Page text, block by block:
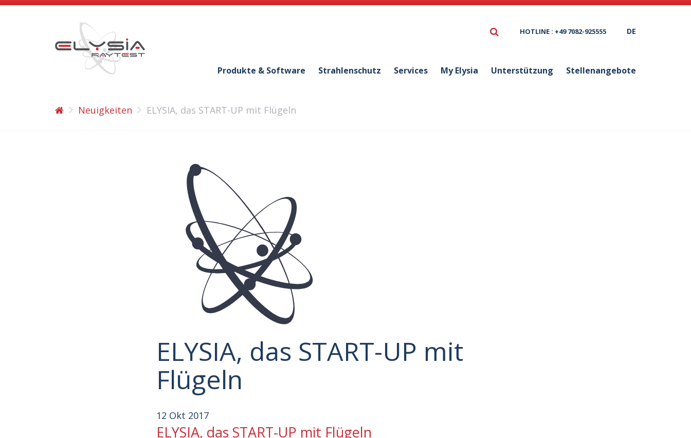
HOTLINE : +49 7082-925555 DE
Produkte & Software Strahlenschutz Services My Elysia Unterstützung Stellenangebote
Neuigkeiten ELYSIA, das START-UP mit Flügeln
ELYSIA, das START-UP mit
Flügeln
12 Okt 2017
ELYSIA, das START-UP mit Flügeln